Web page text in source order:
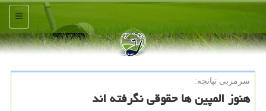
منو
سرمربی تپانچه:
هنوز المپین ها حقوقی نگرفته اند